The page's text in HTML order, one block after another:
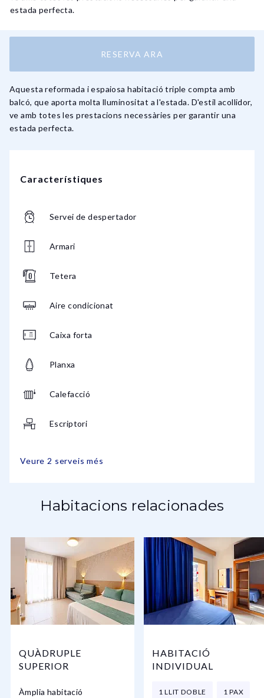
estada perfecta.
RESERVA ARA
Aquesta reformada i espaiosa habitació triple compta amb
balcó, que aporta molta lluminositat a l'estada. D'estil acollidor,
ve amb totes les prestacions necessàries per garantir una
estada perfecta.
Característiques
Servei de despertador
Armari
Tetera
Aire condicionat
Caixa forta
Planxa
Calefacció
Escriptori
Veure 2 serveis més
Habitacions relacionades
QUÀDRUPLE
SUPERIOR
Àmplia habitació
HABITACIÓ
INDIVIDUAL
1 LLIT DOBLE 1 PAX